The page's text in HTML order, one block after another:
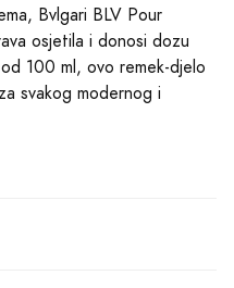
Bvlgari BLV Pour
osjetila i donosi dozu
100 ml, ovo remek-djelo
svakog modernog i
pripada drveno-začinskoj
da proizvede moćan